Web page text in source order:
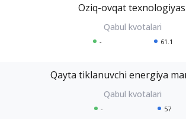
Oziq-ovqat
- 61.1
Qayta tiklanuvchi energiya
- 57